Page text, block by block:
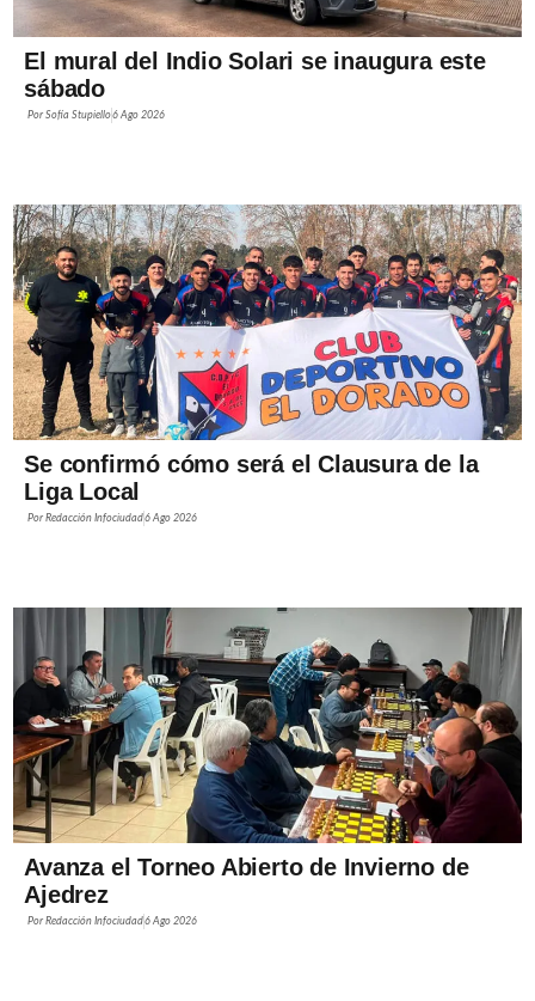
El mural del Indio Solari se inaugura este
sábado
PorSofía Stupiello6 Ago 2026
Se confirmó cómo será el Clausura de la
Liga Local
PorRedacción Infociudad6 Ago 2026
Avanza el Torneo Abierto de Invierno de
Ajedrez
PorRedacción Infociudad6 Ago 2026